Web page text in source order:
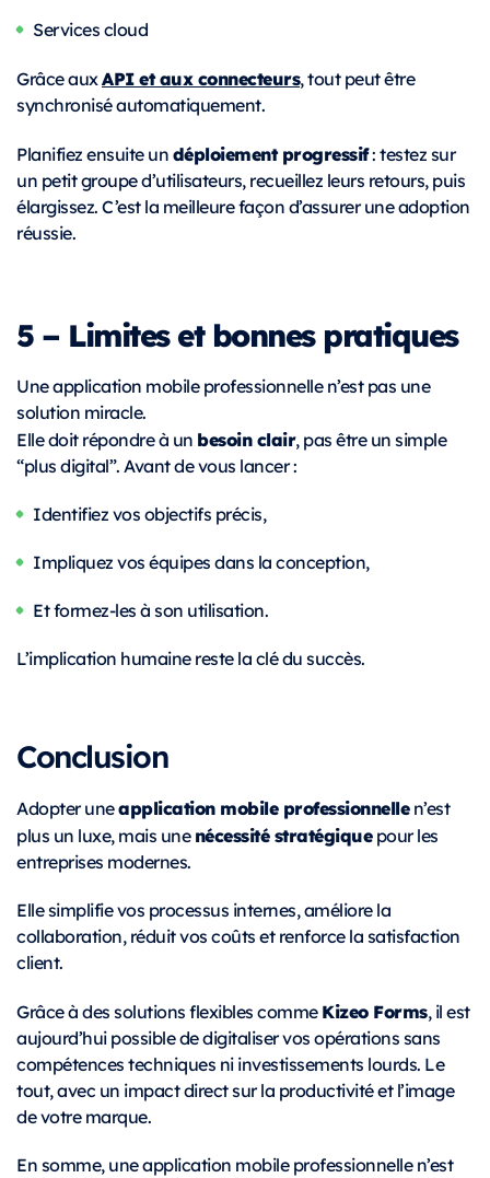
Services cloud
Grâce auxAPI et aux connecteurs, tout peut être
synchronisé automatiquement.
Planifiez ensuite undéploiement progressif: testez sur
un petit groupe d’utilisateurs, recueillez leurs retours, puis
élargissez. C’est la meilleure façon d’assurer une adoption
réussie.
5 – Limites et bonnes pratiques
Une application mobile professionnelle n’est pas une
solution miracle.
Elle doit répondre à un besoin clair, pas être un simple
“plus digital”. Avant de vous lancer :
Identifiez vos objectifs précis,
Impliquez vos équipes dans la conception,
Et formez-les à son utilisation.
L’implication humaine reste la clé du succès.
Conclusion
Adopter uneapplication mobile professionnellen’est
plus un luxe, mais unenécessité stratégiquepour les
entreprises modernes.
Elle simplifie vos processus internes, améliore la
collaboration, réduit vos coûts et renforce la satisfaction
client.
Grâce à des solutions flexibles commeKizeo Forms, il est
aujourd’hui possible de digitaliser vos opérations sans
compétences techniques ni investissements lourds. Le
tout, avec un impact direct sur la productivité et l’image
de votre marque.
En somme, une application mobile professionnelle n’est